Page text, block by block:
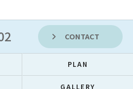
CONTACT
PLAN
GALLERY